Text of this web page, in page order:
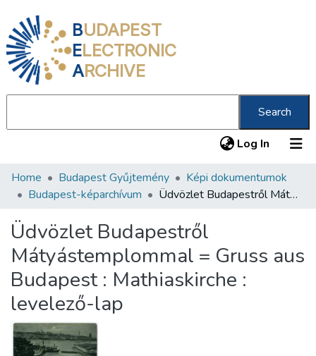
BUDAPEST
ELECTRONIC
ARCHIVE
Search
Log In (current)
Communities & Collections
Statistics
About us
Home Budapest Gyűjtemény
Képi dokumentumok
Budapest-képarchívum
Üdvözlet Budapestről Mátyástemplommal = Gruss aus Budapest : Mathiaskirche : levelező-lap
Üdvözlet Budapestről
Mátyástemplommal = Gruss aus
Budapest : Mathiaskirche :
levelező-lap